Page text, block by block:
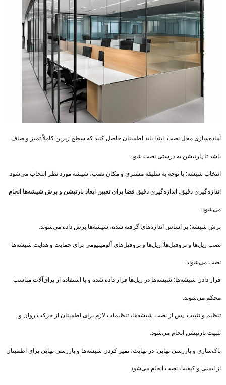
آماده‌سازی محل نصب: ابتدا باید اطمینان حاصل کنید که سطح زیرین کاملاً تمیز و صاف
باشد تا پارتیشن به درستی نصب شود.
انتخاب شیشه: با توجه به سلیقه مشتری و مکان نصب، شیشه مورد نظر انتخاب می‌شود.
اندازه‌گیری دقیق: اندازه‌گیری دقیق فضا برای تعیین ابعاد پارتیشن و برش شیشه‌ها انجام
می‌شود.
برش شیشه: بر اساس اندازه‌های گرفته شده، شیشه‌ها برش داده می‌شوند.
نصب ریل‌ها و پروفیل‌ها: ریل‌ها و پروفیل‌های آلومینیومی برای حمایت و هدایت شیشه‌ها
نصب می‌شوند.
قرار دادن شیشه‌ها: شیشه‌ها در ریل‌ها قرار داده شده و با استفاده از یراق‌آلات مناسب
محکم می‌شوند.
تنظیم و تثبیت: پس از نصب شیشه‌ها، تنظیمات لازم برای اطمینان از حرکت روان و
تثبیت پارتیشن انجام می‌شود.
پاک‌سازی و بازرسی نهایی: در نهایت، تمیز کردن شیشه‌ها و بازرسی نهایی برای اطمینان
از ایمنی و کیفیت نصب انجام می‌شود.